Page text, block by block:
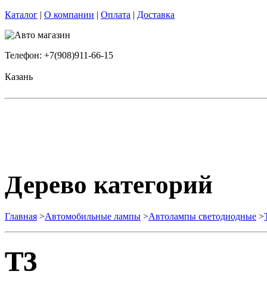
Каталог | О компании | Оплата | Доставка
Телефон: +7(908)911-66-15
Казань
Дерево категорий
Главная >Автомобильные лампы >Автолампы светодиодные >
T3